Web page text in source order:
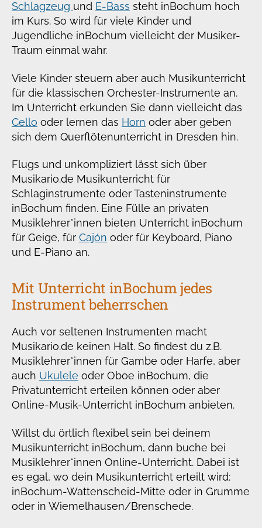
Schlagzeug und E-Bass steht inBochum hoch
im Kurs. So wird für viele Kinder und
Jugendliche inBochum vielleicht der Musiker-
Traum einmal wahr.
Viele Kinder steuern aber auch Musikunterricht
für die klassischen Orchester-Instrumente an.
Im Unterricht erkunden Sie dann vielleicht das
Cello oder lernen das Horn oder aber geben
sich dem Querflötenunterricht in Dresden hin.
Flugs und unkompliziert lässt sich über
Musikario.de Musikunterricht für
Schlaginstrumente oder Tasteninstrumente
inBochum finden. Eine Fülle an privaten
Musiklehrer*innen bieten Unterricht inBochum
für Geige, für Cajón oder für Keyboard, Piano
und E-Piano an.
Mit Unterricht inBochum jedes
Instrument beherrschen
Auch vor seltenen Instrumenten macht
Musikario.de keinen Halt. So findest du z.B.
Musiklehrer*innen für Gambe oder Harfe, aber
auch Ukulele oder Oboe inBochum, die
Privatunterricht erteilen können oder aber
Online-Musik-Unterricht inBochum anbieten.
Willst du örtlich flexibel sein bei deinem
Musikunterricht inBochum, dann buche bei
Musiklehrer*innen Online-Unterricht. Dabei ist
es egal, wo dein Musikunterricht erteilt wird:
inBochum-Wattenscheid-Mitte oder in Grumme
oder in Wiemelhausen/Brenschede.